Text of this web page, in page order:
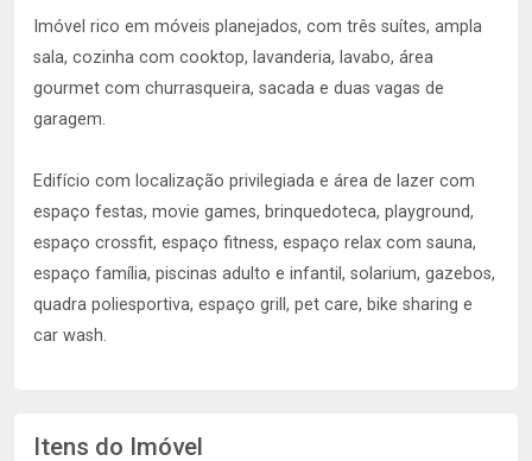
Imóvel rico em móveis planejados, com três suítes, ampla
sala, cozinha com cooktop, lavanderia, lavabo, área
gourmet com churrasqueira, sacada e duas vagas de
garagem.
Edifício com localização privilegiada e área de lazer com
espaço festas, movie games, brinquedoteca, playground,
espaço crossfit, espaço fitness, espaço relax com sauna,
espaço família, piscinas adulto e infantil, solarium, gazebos,
quadra poliesportiva, espaço grill, pet care, bike sharing e
car wash.
Itens do Imóvel